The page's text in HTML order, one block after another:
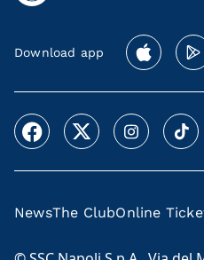
Download app
NewsThe ClubOnline